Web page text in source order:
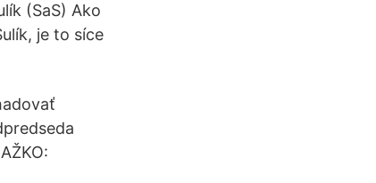
(SaS) Ako
je to síce